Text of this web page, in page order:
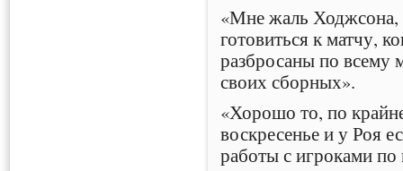
«Мне жаль Ходжсона,
готовиться к матчу,
разбросаны по всему
своих сборных».
«Хорошо то, по
воскресенье и у Роя
работы с игроками